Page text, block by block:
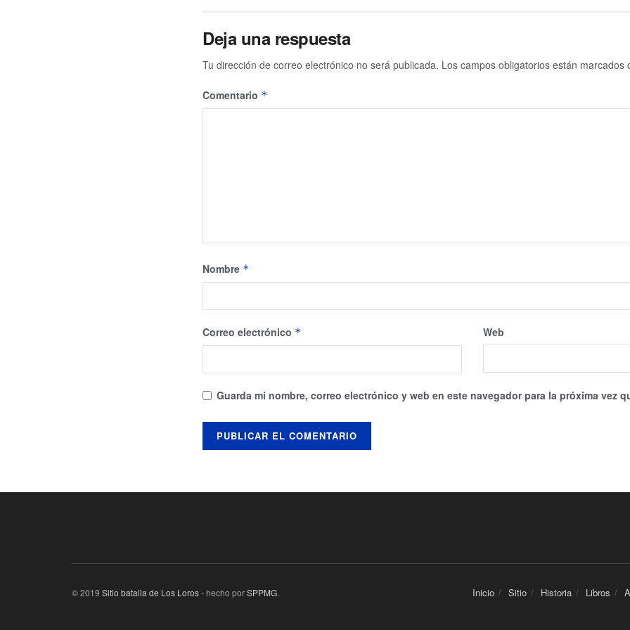
Deja una respuesta
Tu dirección de correo electrónico no será publicada. Los campos obligatorios están marcados
Comentario *
Nombre *
Correo electrónico * Web
Guarda mi nombre, correo electrónico y web en este navegador para la próxima vez
Inicio Sitio Historia Libros
© 2019 Sitio batalla de Los Loros- hecho porSPPMG.